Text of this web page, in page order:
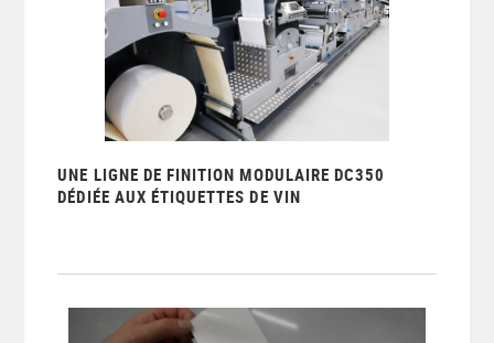
UNE LIGNE DE FINITION MODULAIRE DC350
DÉDIÉE AUX ÉTIQUETTES DE VIN